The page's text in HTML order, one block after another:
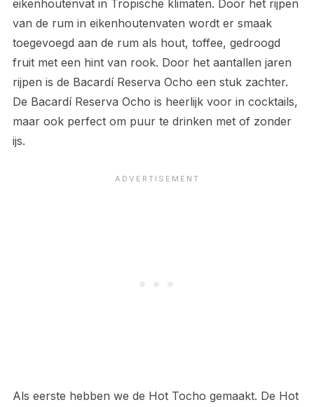
eikenhoutenvat in Tropische klimaten. Door het rijpen
van de rum in eikenhoutenvaten wordt er smaak
toegevoegd aan de rum als hout, toffee, gedroogd
fruit met een hint van rook. Door het aantallen jaren
rijpen is de Bacardí Reserva Ocho een stuk zachter.
De Bacardí Reserva Ocho is heerlijk voor in cocktails,
maar ook perfect om puur te drinken met of zonder
ijs.
Als eerste hebben we de Hot Tocho gemaakt. De Hot